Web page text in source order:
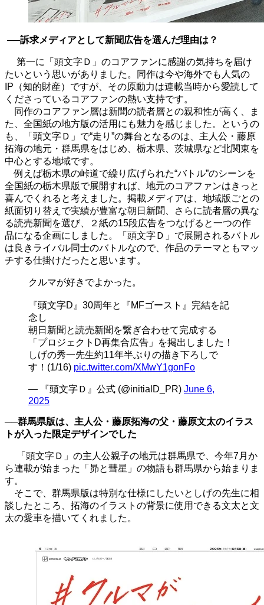
──訴求メディアとして新聞広告を選んだ理由は？
第一に「頭文字Ｄ」のコアファンに感謝の気持ちを届け
たいという思いがありました。同作は今や海外でも人気の
IP （知的財産）ですが、その原動力は連載当時から愛読して
くださっているコアファンの熱い支持です。
同作のコアファン層は新聞の読者層との親和性が高く、ま
た、全国紙の地方版の活用にも魅力を感じました。というの
も、「頭文字Ｄ」で“走り”の舞台となるのは、主人公・藤原
拓海の地元・群馬県をはじめ、栃木県、茨城県など北関東を
中心とする地域です。
例えば栃木県の峠道で繰り広げられた“バトル”のシーンを
全国紙の栃木県版で展開すれば、地元のコアファンはきっと
喜んでくれると考えました。掲載メディアは、地域版ごとの
紙面切り替えで実績が豊富な朝日新聞、さらに読者層の異な
る読売新聞を選び、２紙の15段広告をつなげると一つの作
品になる企画にしました。「頭文字Ｄ」で展開されるバトル
は良きライバル同士のバトルなので、作品のテーマともマッ
チする仕掛けだったと思います。
クルマが好きでよかった。
『頭文字D』30周年と『MFゴースト』完結を記
念し
朝日新聞と読売新聞を繋ぎ合わせて完成する
「プロジェクトD再集合広告」を掲出しました！
しげの秀一先生約11年半ぶりの描き下ろしで
す！(1/16) pic.twitter.com/XMwY1gonFo
— 『頭文字Ｄ』公式 (@initialD_PR) June 6,
2025
──群馬県版は、主人公・藤原拓海の父・藤原文太のイラス
トが入った限定デザインでした
「頭文字Ｄ」の主人公親子の地元は群馬県で、今年7月か
ら連載が始まった「昴と彗星」の物語も群馬県から始まりま
す。
そこで、群馬県版は特別な仕様にしたいとしげの先生に相
談したところ、拓海のイラストの背景に使用できる文太と文
太の愛車を描いてくれました。